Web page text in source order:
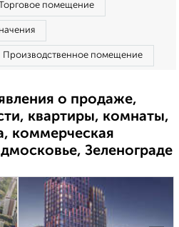
помещение
Производственное помещение
о продаже,
квартиры, комнаты,
коммерческая
Зеленограде